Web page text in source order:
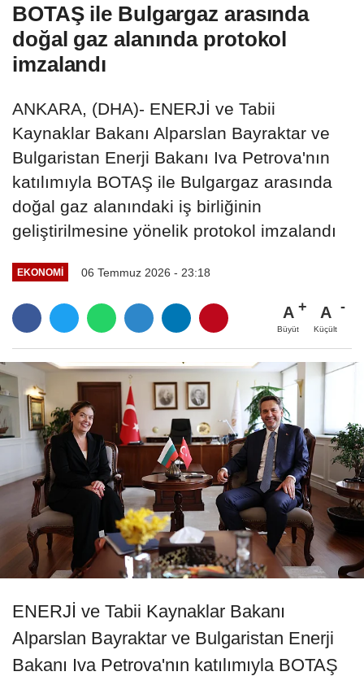
BOTAŞ ile Bulgargaz arasında
doğal gaz alanında protokol
imzalandı
ANKARA, (DHA)- ENERJİ ve Tabii
Kaynaklar Bakanı Alparslan Bayraktar ve
Bulgaristan Enerji Bakanı Iva Petrova'nın
katılımıyla BOTAŞ ile Bulgargaz arasında
doğal gaz alanındaki iş birliğinin
geliştirilmesine yönelik protokol imzalandı
EKONOMI 06 Temmuz 2026 - 23:18
A
Büyüt
A
Küçült
ENERJİ ve Tabii Kaynaklar Bakanı
Alparslan Bayraktar ve Bulgaristan Enerji
Bakanı Iva Petrova'nın katılımıyla BOTAŞ